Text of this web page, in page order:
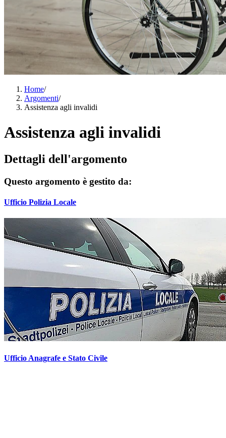
Home/
Argomenti/
Assistenza agli invalidi
Assistenza agli invalidi
Dettagli dell'argomento
Questo argomento è gestito da:
Ufficio Polizia Locale
Ufficio Anagrafe e Stato Civile